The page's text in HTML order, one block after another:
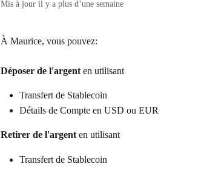
Mis à jour il y a plus d’une semaine
À Maurice, vous pouvez:
Déposer de l'argent en utilisant
Transfert de Stablecoin
Détails de Compte en USD ou EUR
Retirer de l'argent en utilisant
Transfert de Stablecoin